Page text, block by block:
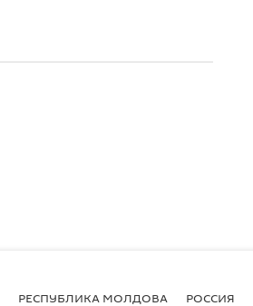
РЕСПУБЛИКА МОЛДОВА РОССИЯ